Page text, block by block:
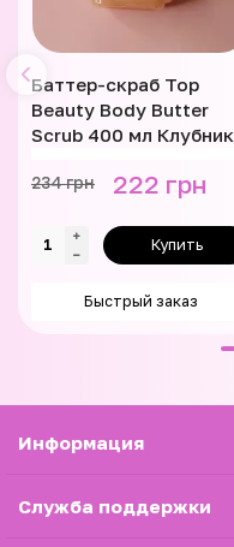
Баттер-скраб Top
Beauty Body Butter
Scrub 400 мл
234 грн 222 грн
Купить
Быстрый заказ
Информация
Служба поддержки